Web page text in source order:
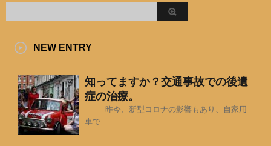
NEW ENTRY
知ってますか？交通事故での後遺
症の治療。
昨今、新型コロナの影響もあり、自家用
車で